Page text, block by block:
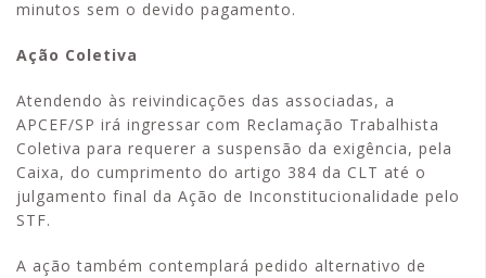
minutos sem o devido pagamento.
Ação Coletiva
Atendendo às reivindicações das associadas, a
APCEF/SP irá ingressar com Reclamação Trabalhista
Coletiva para requerer a suspensão da exigência, pela
Caixa, do cumprimento do artigo 384 da CLT até o
julgamento final da Ação de Inconstitucionalidade pelo
STF.
A ação também contemplará pedido alternativo de